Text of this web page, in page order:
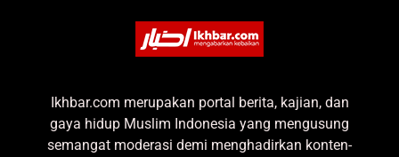
Ikhbar.com merupakan portal berita, kajian, dan
gaya hidup Muslim Indonesia yang mengusung
semangat moderasi demi menghadirkan konten-